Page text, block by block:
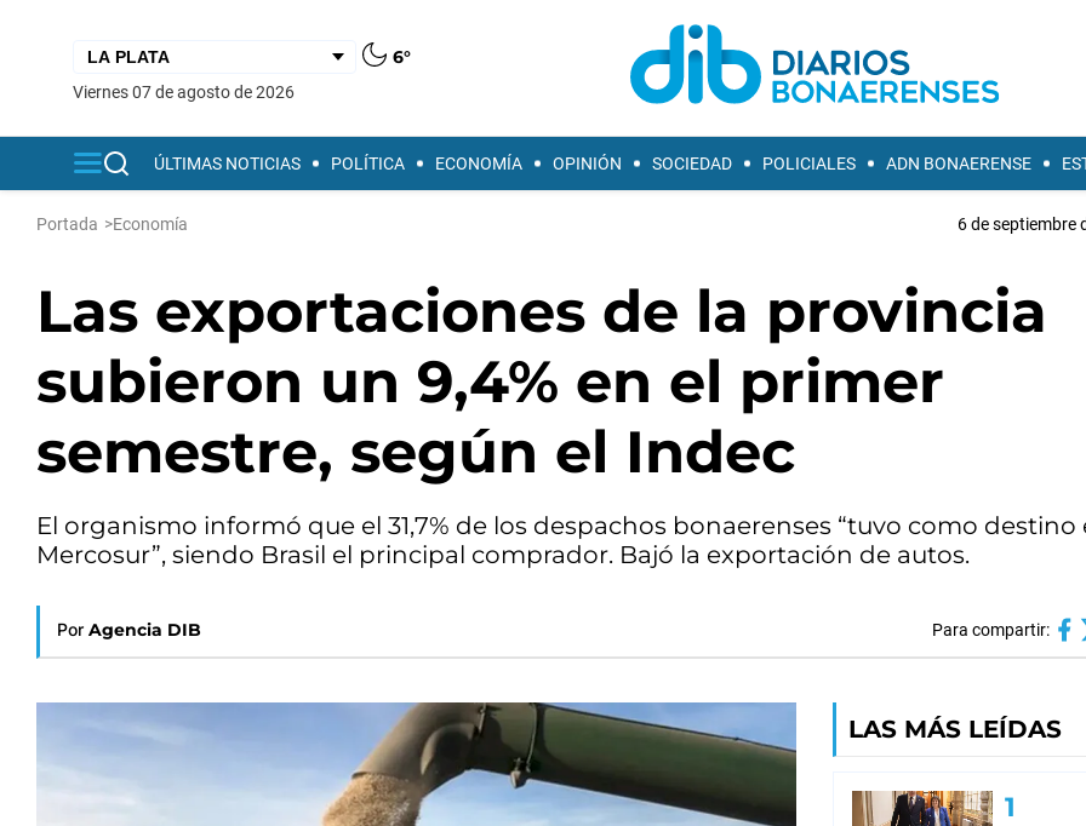
6°
viernes 07 de agosto de 2026
ÚLTIMAS NOTICIAS POLÍTICA ECONOMÍA OPINIÓN SOCIEDAD POLICIALES ADN BONAERENSE
Portada >Economía 6 de septiembre
Las exportaciones de la provincia
subieron un 9,4% en el primer
semestre, según el Indec
El organismo informó que el 31,7% de los despachos bonaerenses “tuvo como destino
Mercosur”, siendo Brasil el principal comprador. Bajó la exportación de autos.
Por Agencia DIB Para compartir:
LAS MÁS LEÍDAS